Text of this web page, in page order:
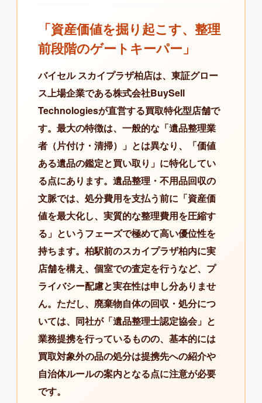
「資産価値を掘り起こす、整理
前段階のゲートキーパー」
バイセル スカイプラザ柏店は、東証グロー
ス上場企業である株式会社BuySell
Technologiesが直営する買取特化型店舗で
す。最大の特徴は、一般的な「遺品整理業
者（片付け・清掃）」とは異なり、「価値
ある遺品の鑑定と買い取り」に特化してい
る点にあります。遺品整理・不用品回収の
文脈では、処分費用を支払う前に「資産価
値を最大化し、実質的な整理費用を圧縮す
る」というフェーズで極めて高い優位性を
持ちます。柏駅前のスカイプラザ柏内に実
店舗を構え、個室での査定を行うなど、プ
ライバシー配慮と実在性は申し分ありませ
ん。ただし、廃棄物自体の回収・処分につ
いては、同社が「遺品整理士認定協会」と
業務提携を行っているものの、基本的には
買取対象外の品の処分は提携先への紹介や
自治体ルールの案内となる点に注意が必要
です。